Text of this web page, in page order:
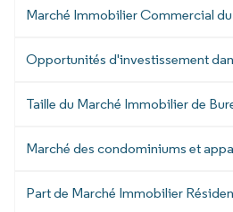
Marché Immobilier Commercial
Opportunités d'investissement
Taille du Marché Immobilier de
Marché des condominiums et
Part de Marché Immobilier